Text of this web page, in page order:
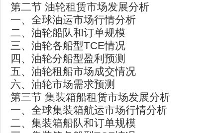
第二节 油轮租赁市场发展分析
一、全球油运市场行情分析
二、油轮船队和订单规模
三、油轮各船型TCE情况
四、油轮分船型盈利预测
五、油轮租船市场成交情况
六、油轮市场需求预测
第三节 集装箱船租赁市场发展分析
一、全球集装箱航运市场行情分析
二、集装箱船队和订单规模